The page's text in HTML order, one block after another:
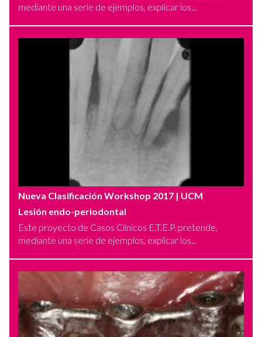
mediante una serie de ejemplos, explicar los...
Nueva Clasificación Workshop 2017 | UCM
Lesión endo-periodontal
Este proyecto de Casos Clínicos E.T.E.P. pretende,
mediante una serie de ejemplos, explicar los...